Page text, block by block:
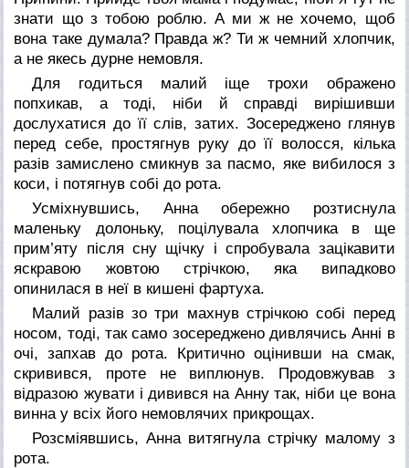
знати що з тобою роблю. А ми ж не хочемо, щоб
вона таке думала? Правда ж? Ти ж чемний хлопчик,
а не якесь дурне немовля.
Для годиться малий іще трохи ображено
попхикав, а тоді, ніби й справді вирішивши
дослухатися до її слів, затих. Зосереджено глянув
перед себе, простягнув руку до її волосся, кілька
разів замислено смикнув за пасмо, яке вибилося з
коси, і потягнув собі до рота.
Усміхнувшись, Анна обережно розтиснула
маленьку долоньку, поцілувала хлопчика в ще
прим’яту після сну щічку і спробувала зацікавити
яскравою жовтою стрічкою, яка випадково
опинилася в неї в кишені фартуха.
Малий разів зо три махнув стрічкою собі перед
носом, тоді, так само зосереджено дивлячись Анні в
очі, запхав до рота. Критично оцінивши на смак,
скривився, проте не виплюнув. Продовжував з
відразою жувати і дивився на Анну так, ніби це вона
винна у всіх його немовлячих прикрощах.
Розсміявшись, Анна витягнула стрічку малому з
рота.